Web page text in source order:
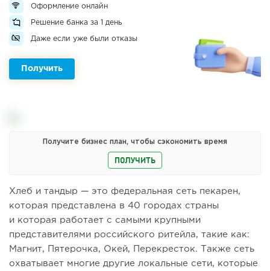
Оформление онлайн
Решение банка за 1 день
Даже если уже были отказы
Получить
Получите бизнес план, чтобы сэкономить время
ПОЛУЧИТЬ
Хлеб и тандыр — это федеральная сеть пекарен,
которая представлена в 40 городах страны
и которая работает с самыми крупными
представителями российского ритейла, такие как:
Магнит, Пятерочка, Окей, Перекресток. Также сеть
охватывает многие другие локальные сети, которые